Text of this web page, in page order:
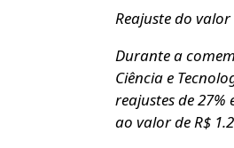
Reajuste do
Durante a
Ciência e
reajustes de
ao valor de R$